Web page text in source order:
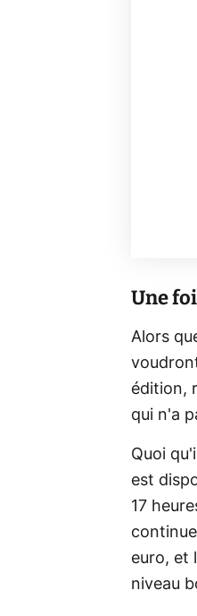
Une
Alors
édition,
qui n'a
Quoi
est
17
euro, et
niveau